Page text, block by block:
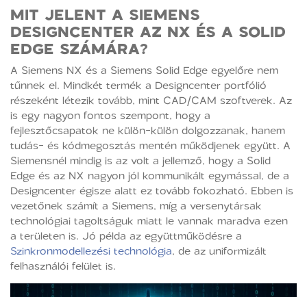
MIT JELENT A SIEMENS
DESIGNCENTER AZ NX ÉS A SOLID
EDGE SZÁMÁRA?
A Siemens NX és a Siemens Solid Edge egyelőre nem
tűnnek el. Mindkét termék a Designcenter portfólió
részeként létezik tovább, mint CAD/CAM szoftverek. Az
is egy nagyon fontos szempont, hogy a
fejlesztőcsapatok ne külön-külön dolgozzanak, hanem
tudás- és kódmegosztás mentén működjenek együtt. A
Siemensnél mindig is az volt a jellemző, hogy a Solid
Edge és az NX nagyon jól kommunikált egymással, de a
Designcenter égisze alatt ez tovább fokozható. Ebben is
vezetőnek számít a Siemens, míg a versenytársak
technológiai tagoltságuk miatt le vannak maradva ezen
a területen is. Jó példa az együttműködésre a
Szinkronmodellezési technológia, de az uniformizált
felhasználói felület is.